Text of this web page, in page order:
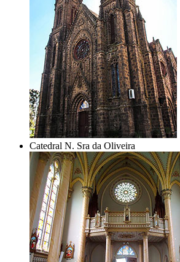
Catedral N. Sra da Oliveira